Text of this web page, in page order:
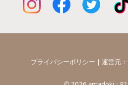
プライバシーポリシー | 運営元：